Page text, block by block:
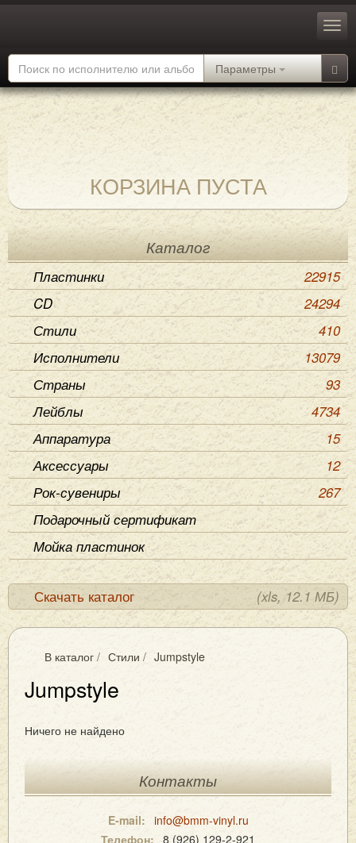
Параметры
КОРЗИНА ПУСТА
Каталог
Пластинки
22915
CD
24294
Стили
410
Исполнители
13079
Страны
93
Лейблы
4734
Аппаратура
15
Аксессуары
12
Рок-сувениры
267
Подарочный сертификат
Мойка пластинок
Скачать каталог (xls, 12.1 МБ)
В каталог / Стили / Jumpstyle
Jumpstyle
Ничего не найдено
Контакты
E-mail: info@bmm-vinyl.ru
Телефон: 8 (926) 129-2-921